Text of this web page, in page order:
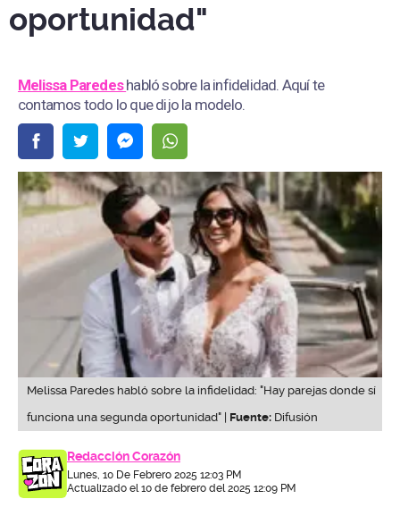
oportunidad"
Melissa Paredeshabló sobre la infidelidad. Aquí te
contamos todo lo que dijo la modelo.
Melissa Paredes habló sobre la infidelidad: "Hay parejas donde sí
funciona una segunda oportunidad" | Fuente: Difusión
Redacción Corazón
Lunes, 10 De Febrero 2025 12:03 PM
Actualizado el 10 de febrero del 2025 12:09 PM